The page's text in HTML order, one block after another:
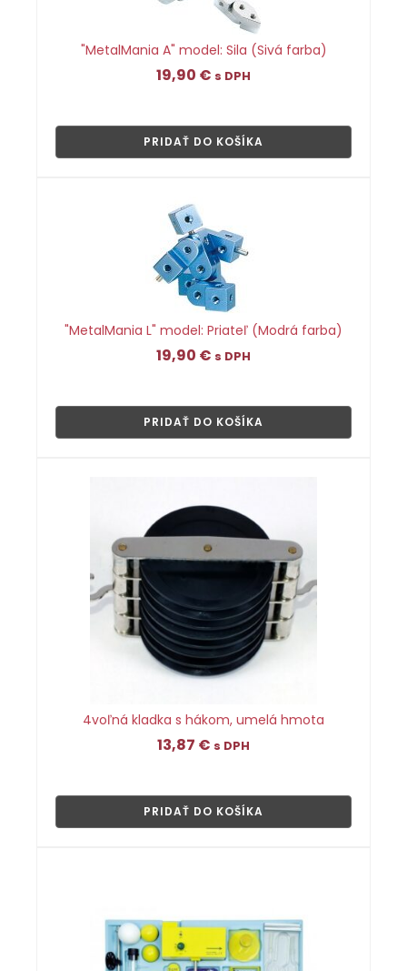
"MetalMania A" model: Sila (Sivá farba)
19,90 € s DPH
PRIDAŤ DO KOŠÍKA
"MetalMania L" model: Priateľ (Modrá farba)
19,90 € s DPH
PRIDAŤ DO KOŠÍKA
4voľná kladka s hákom, umelá hmota
13,87 € s DPH
PRIDAŤ DO KOŠÍKA